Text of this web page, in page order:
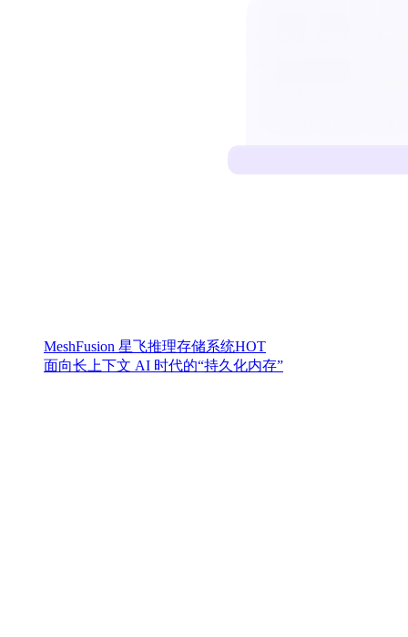
MeshFusion 星飞推理存储系统HOT
面向长上下文 AI 时代的“持久化内存”